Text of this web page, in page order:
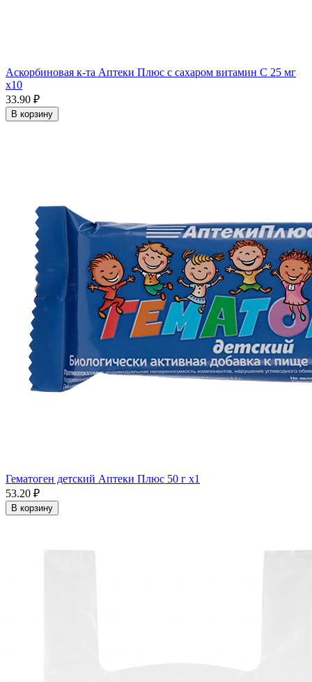
Аскорбиновая к-та Аптеки Плюс с сахаром витамин С 25 мг
x10
33.90 ₽
В корзину
Гематоген детский Аптеки Плюс 50 г x1
53.20 ₽
В корзину